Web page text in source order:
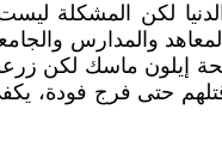
لكن المشكلة
والمدارس
إيلون ماسك لكن
حتى فرج فودة،